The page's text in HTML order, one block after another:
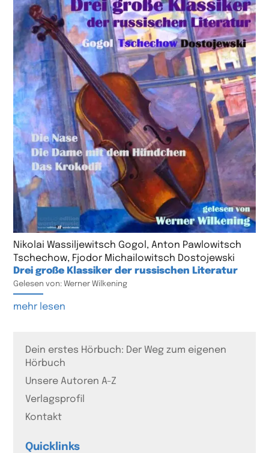
Nikolai Wassiljewitsch Gogol, Anton Pawlowitsch
Tschechow, Fjodor Michailowitsch Dostojewski
Drei große Klassiker der russischen Literatur
Gelesen von: Werner Wilkening
mehr lesen
Dein erstes Hörbuch: Der Weg zum eigenen
Hörbuch
Unsere Autoren A-Z
Verlagsprofil
Kontakt
Quicklinks